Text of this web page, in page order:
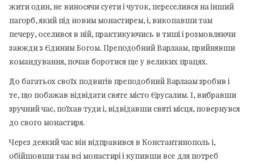
жити один, не виносячи суєти і чуток, переселився на інший
пагорб, який під новим монастирем, і, викопавши там
печеру, оселився в ній, практикуючись в тиші і розмовляючи
завжди з Єдиним Богом. Преподобний Варлаам, прийнявши
командування, почав боротися ще у великих працях.
До багатьох своїх подвигів преподобний Варлаам зробив і
те, що побажав відвідати святе місто Єрусалим. І, вибравши
зручний час, поїхав туди і, відвідавши святі місця, повернувся
до свого монастиря.
Через деякий час він відправився в Константинополь і,
обійшовши там всі монастирі і купивши все для потреб